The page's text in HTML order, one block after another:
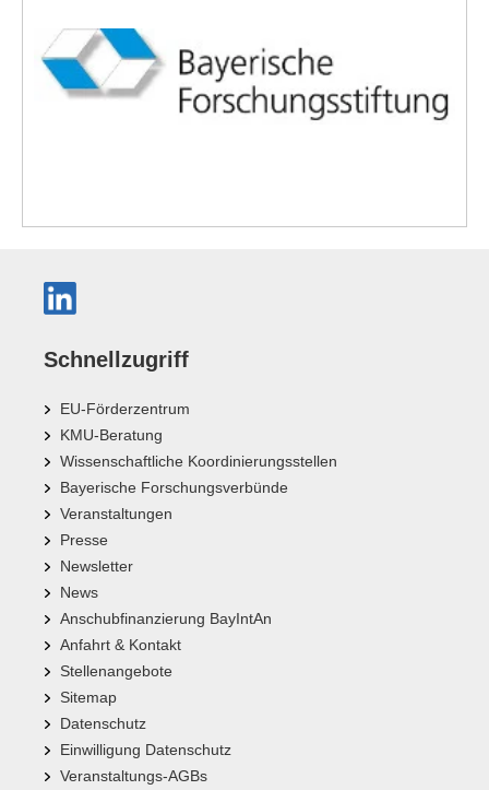
Schnellzugriff
EU-Förderzentrum
KMU-Beratung
Wissenschaftliche Koordinierungsstellen
Bayerische Forschungsverbünde
Veranstaltungen
Presse
Newsletter
News
Anschubfinanzierung BayIntAn
Anfahrt & Kontakt
Stellenangebote
Sitemap
Datenschutz
Einwilligung Datenschutz
Veranstaltungs-AGBs